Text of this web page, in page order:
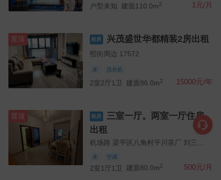
户型未知 建面110.0m2 1元/月
置顶 租房 兴茂盛世华都精装2房出租
熙街周边 17572
床 洗衣机
2室2厅1卫 建面96.0m2 15000元/年
置顶 租房
出租
机场路 梁平区八角村平川茶厂 刘三...
床 空调
2室1厅1卫 建面80.0m2 500元/月